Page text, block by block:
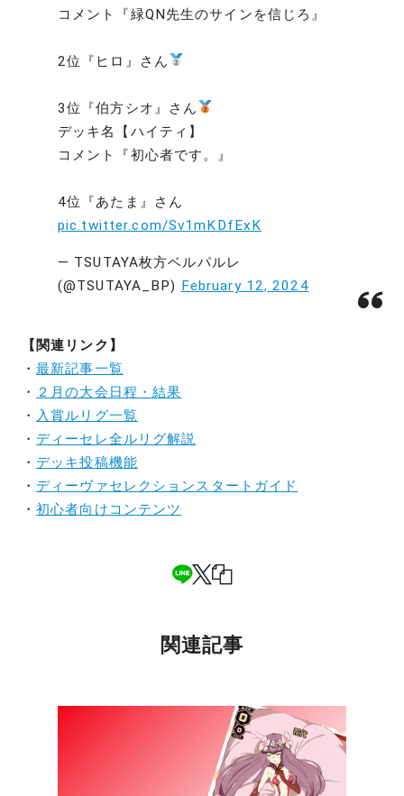
コメント『緑QN先生のサインを信じろ』
2位『ヒロ』さん
3位『伯方シオ』さん
デッキ名【ハイティ】
コメント『初心者です。』
4位『あたま』さん
pic.twitter.com/Sv1mKDfExK
— TSUTAYA枚方ベルパルレ
(@TSUTAYA_BP) February 12, 2024
【関連リンク】
・最新記事一覧
・ ２月の大会日程・結果
・ 入賞ルリグ一覧
・ ディーセレ全ルリグ解説
・ デッキ投稿機能
・ ディーヴァセレクションスタートガイド
・初心者向けコンテンツ
関連記事